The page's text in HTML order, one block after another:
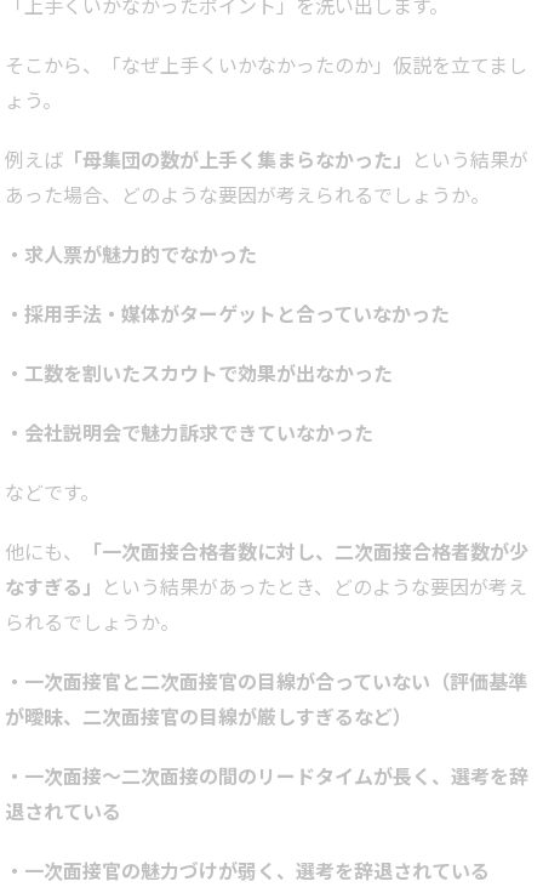
そこから、「なぜ上手くいかなかったのか」仮説を立てまし
ょう。
例えば 「母集団の数が上手く集まらなかった」 という結果が
あった場合、どのような要因が考えられるでしょうか。
・求人票が魅力的でなかった
・採用手法・媒体がターゲットと合っていなかった
・工数を割いたスカウトで効果が出なかった
・会社説明会で魅力訴求できていなかった
などです。
他にも、
「一次面接合格者数に対し、二次面接合格者数が少
なすぎる」 という結果があったとき、どのような要因が考え
られるでしょうか。
・一次面接官と二次面接官の目線が合っていない（評価基準
が曖昧、二次面接官の目線が厳しすぎるなど）
・一次面接～二次面接の間のリードタイムが長く、選考を辞
退されている
・一次面接官の魅力づけが弱く、選考を辞退されている